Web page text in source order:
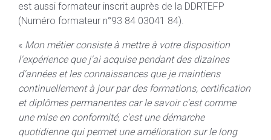
est aussi formateur inscrit auprès de la DDRTEFP
(Numéro formateur n°93 84 03041 84).
« Mon métier consiste à mettre à votre disposition
l'expérience que j'ai acquise pendant des dizaines
d'années et les connaissances que je maintiens
continuellement à jour par des formations, certification
et diplômes permanentes car le savoir c'est comme
une mise en conformité, c'est une démarche
quotidienne qui permet une amélioration sur le long